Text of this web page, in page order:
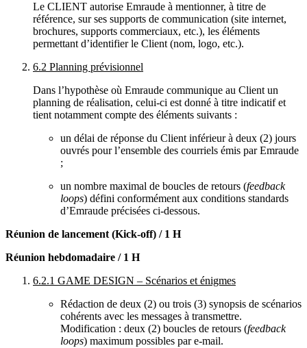
Le CLIENT autorise Emraude à mentionner, à titre de
référence, sur ses supports de communication (site internet,
brochures, supports commerciaux, etc.), les éléments
permettant d’identifier le Client (nom, logo, etc.).
6.2 Planning prévisionnel
Dans l’hypothèse où Emraude communique au Client un
planning de réalisation, celui-ci est donné à titre indicatif et
tient notamment compte des éléments suivants :
un délai de réponse du Client inférieur à deux (2) jours
ouvrés pour l’ensemble des courriels émis par Emraude
;
un nombre maximal de boucles de retours (feedback
loops) défini conformément aux conditions standards
d’Emraude précisées ci-dessous.
Réunion de lancement (Kick-off) / 1 H
Réunion hebdomadaire / 1 H
6.2.1 GAME DESIGN – Scénarios et énigmes
Rédaction de deux (2) ou trois (3) synopsis de scénarios
cohérents avec les messages à transmettre.
Modification : deux (2) boucles de retours (feedback
loops) maximum possibles par e-mail.